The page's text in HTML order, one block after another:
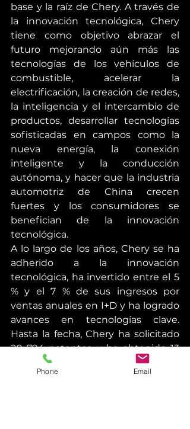
base y la raíz de Chery. A través de
la innovación tecnológica, Chery
tiene como objetivo abrazar el
futuro mejorando aún más las
tecnologías de los vehículos de
combustible, acelerar la
electrificación, la creación de redes,
la inteligencia y el intercambio de
productos, desarrollar tecnologías
sofisticadas en campos como la
nueva energía, la conexión
inteligente y la conducción
autónoma, y ​​hacer que la industria
automotriz de China crecen
fuertes y los consumidores se
benefician de la innovación
tecnológica.
A lo largo de los años, Chery se ha
adherido a la innovación
tecnológica, ha invertido entre el 5
% y el 7 % de sus ingresos por
ventas anuales en I+D y ha logrado
avances en tecnologías clave.
Hasta la fecha, Chery ha solicitado
20 794 patentes y ha obtenido 13
153 patentes, lo que lo sitúa en lo
más alto de la industria automotriz
Phone Email